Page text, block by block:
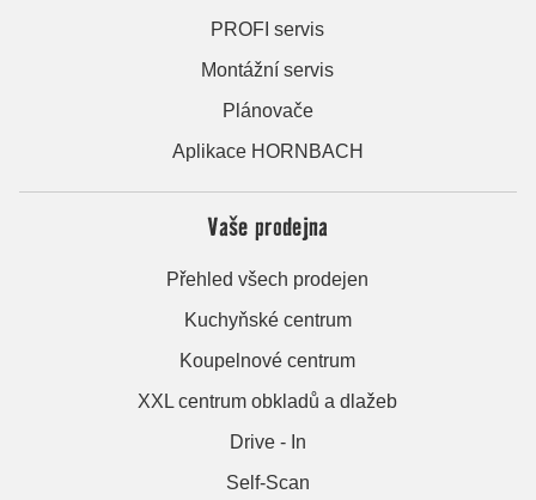
PROFI servis
Montážní servis
Plánovače
Aplikace HORNBACH
Vaše prodejna
Přehled všech prodejen
Kuchyňské centrum
Koupelnové centrum
XXL centrum obkladů a dlažeb
Drive - In
Self-Scan